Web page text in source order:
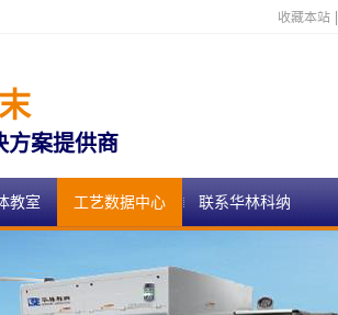
收藏本站
方案提供商
教室 工艺数据中心 联系华林科纳